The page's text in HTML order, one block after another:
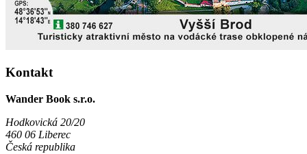
Kontakt
Wander Book s.r.o.
Hodkovická 20/20
460 06 Liberec
Česká republika